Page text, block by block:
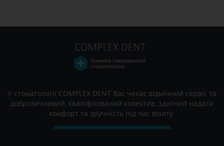
У стоматології COMPLEX DENT Вас чекає відмінний сервіс та
доброзичливий, кваліфікований колектив, здатний надати
комфорт та зручність під час візиту.